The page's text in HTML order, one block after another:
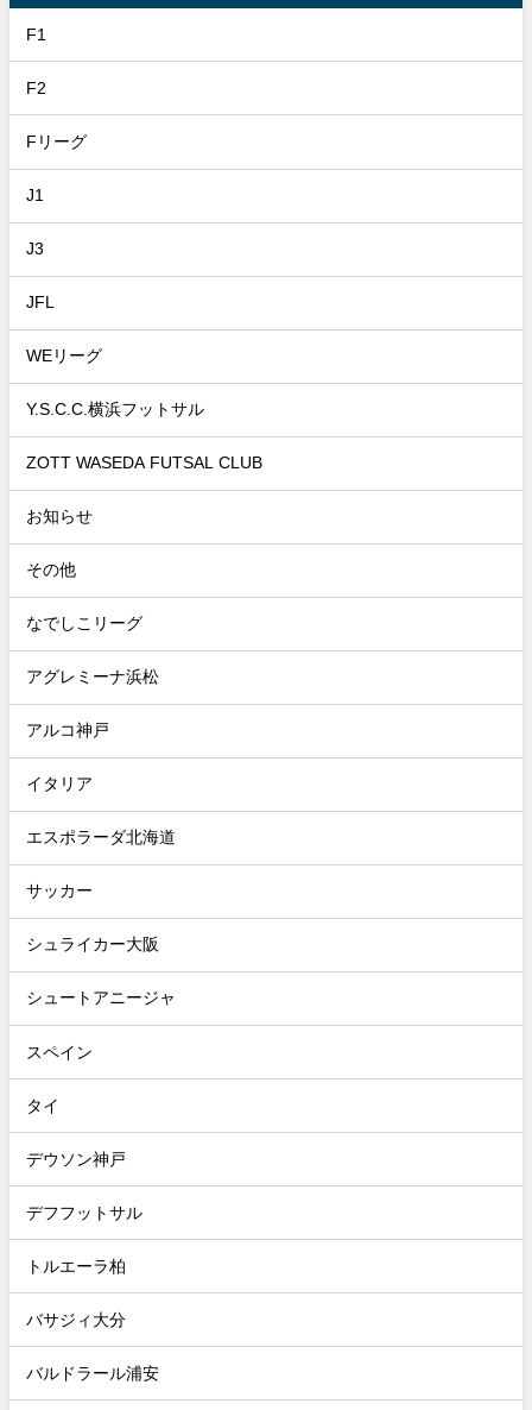
F1
F2
Fリーグ
J1
J3
JFL
WEリーグ
Y.S.C.C.横浜フットサル
ZOTT WASEDA FUTSAL CLUB
お知らせ
その他
なでしこリーグ
アグレミーナ浜松
アルコ神戸
イタリア
エスポラーダ北海道
サッカー
シュライカー大阪
シュートアニージャ
スペイン
タイ
デウソン神戸
デフフットサル
トルエーラ柏
バサジィ大分
バルドラール浦安